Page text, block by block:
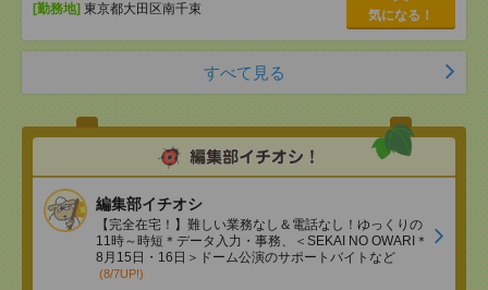
[勤務地] 東京都大田区南千束 気になる！
すべて見る
編集部イチオシ
【完全在宅！】難しい業務なし＆電話なし！ゆっくりの
11時～時短＊データ入力・事務、＜SEKAI NO OWARI＊
8月15日・16日＞ドーム公演のサポートバイトなど
(8/7UP!)